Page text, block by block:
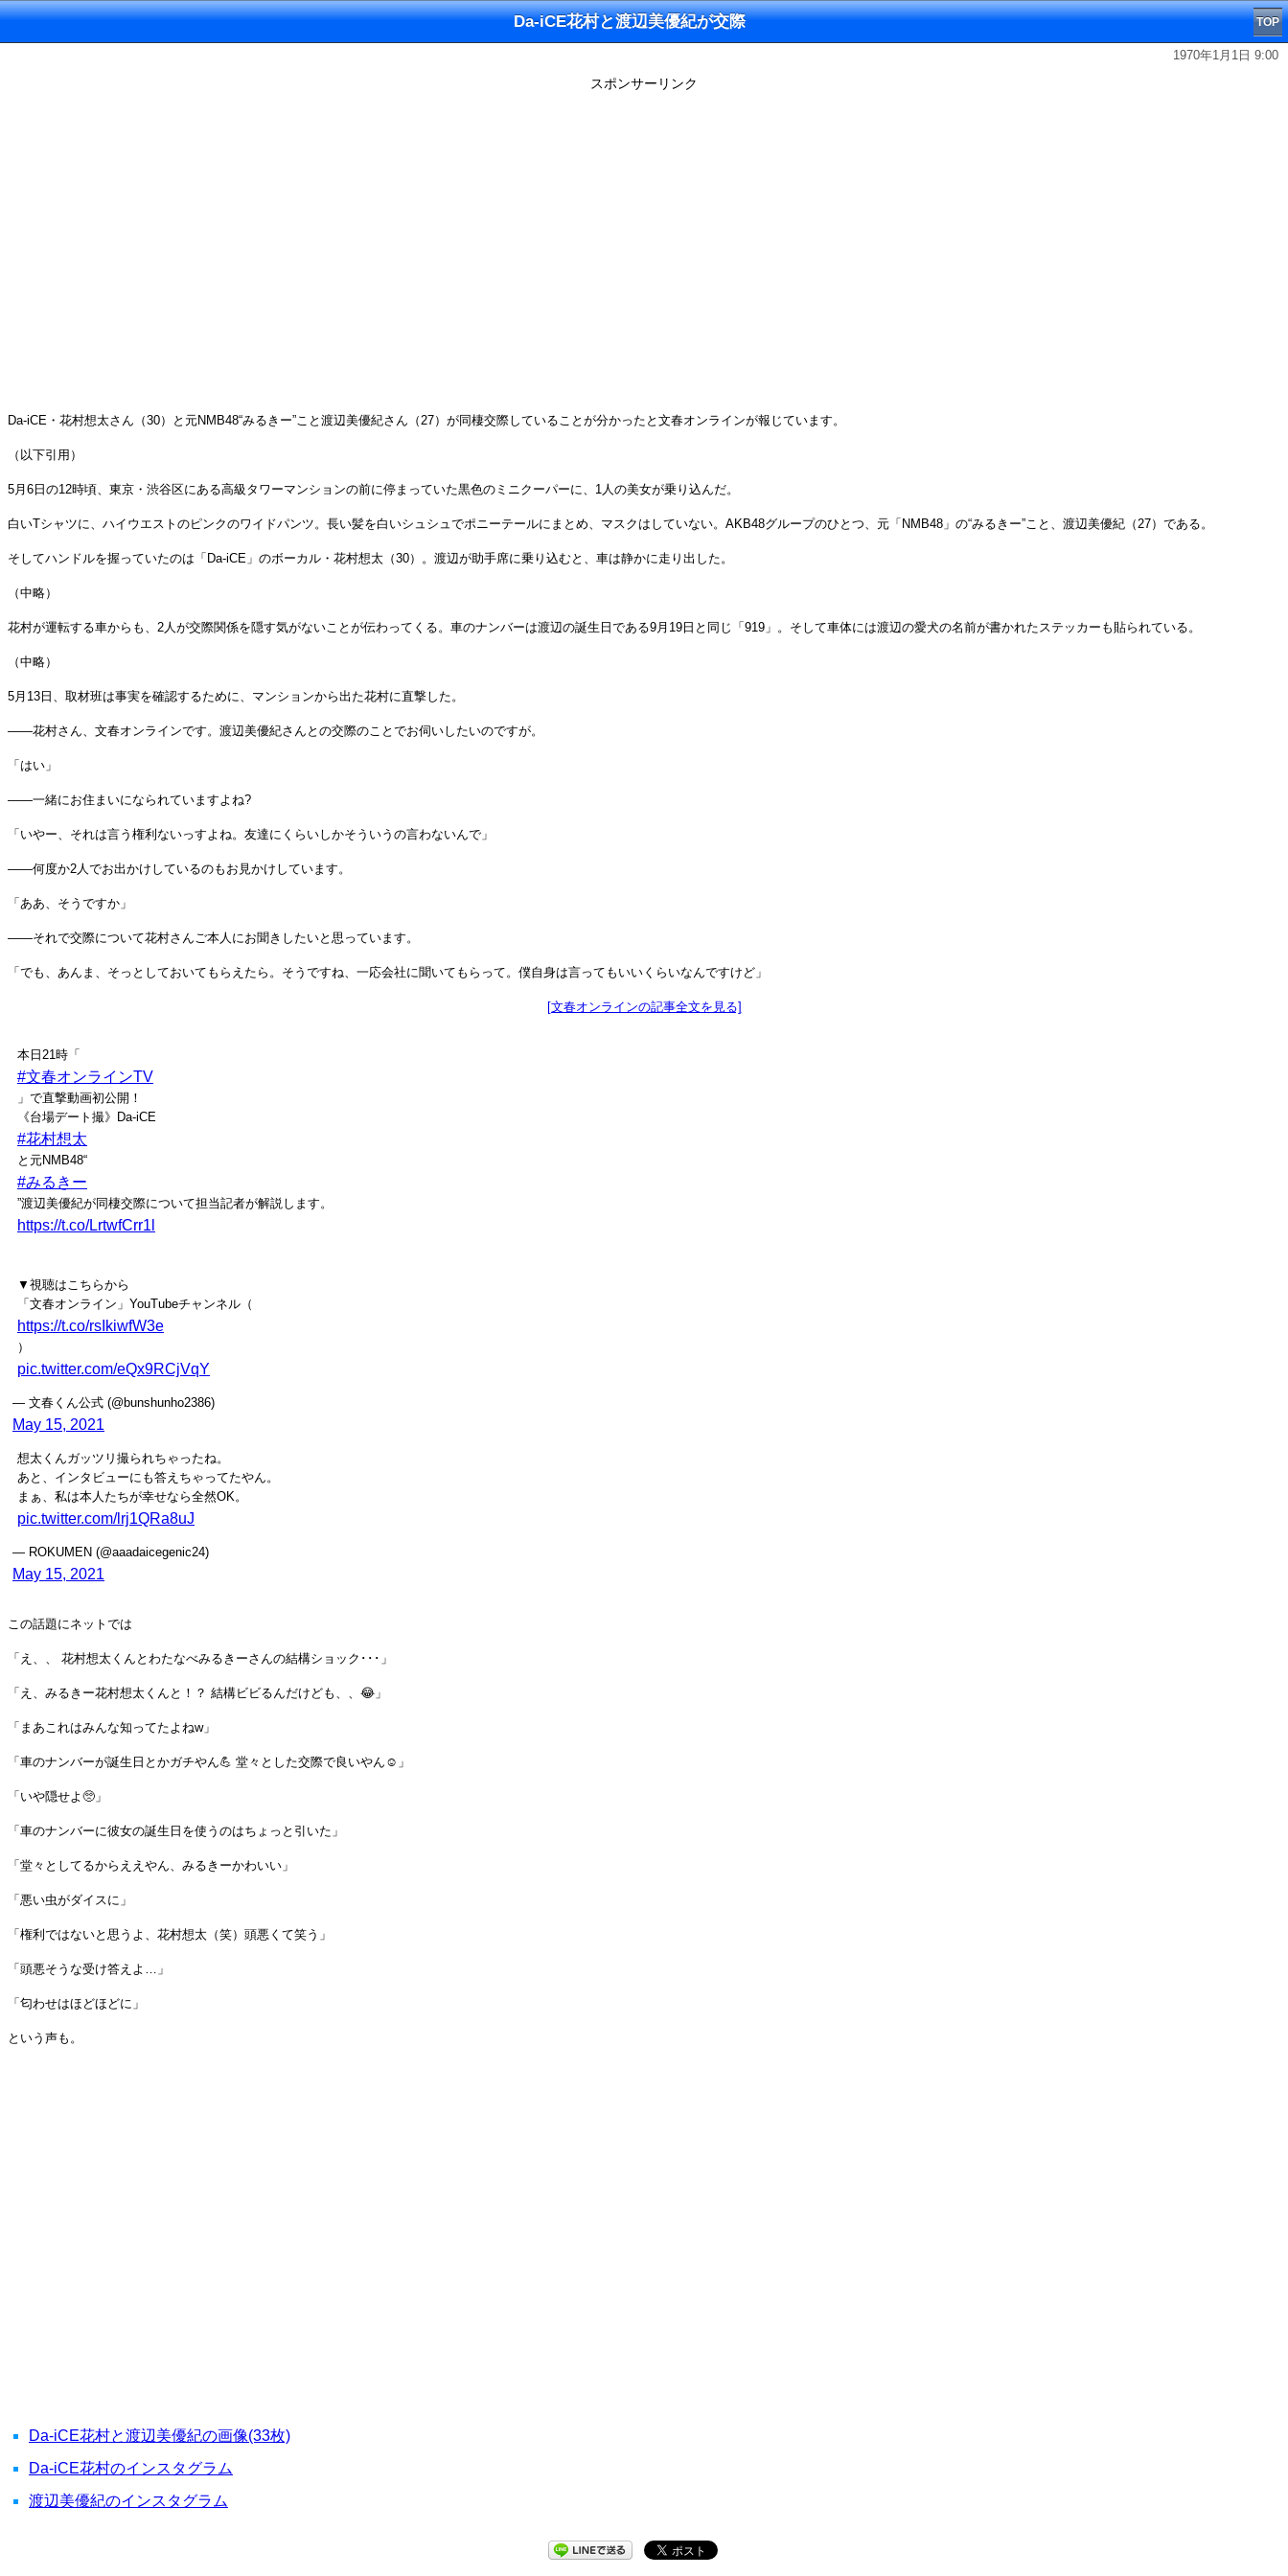
Da-iCE花村と渡辺美優紀が交際 TOP
1970年1月1日 9:00
スポンサーリンク
Da-iCE・花村想太さん（30）と元NMB48“みるきー”こと渡辺美優紀さん（27）が同棲交際していることが分かったと文春オンラインが報じています。
（以下引用）
5月6日の12時頃、東京・渋谷区にある高級タワーマンションの前に停まっていた黒色のミニクーパーに、1人の美女が乗り込んだ。
白いTシャツに、ハイウエストのピンクのワイドパンツ。長い髪を白いシュシュでポニーテールにまとめ、マスクはしていない。AKB48グループのひとつ、元「NMB48」の“みるきー”こと、渡辺美優紀（27）である。
そしてハンドルを握っていたのは「Da-iCE」のボーカル・花村想太（30）。渡辺が助手席に乗り込むと、車は静かに走り出した。
（中略）
花村が運転する車からも、2人が交際関係を隠す気がないことが伝わってくる。車のナンバーは渡辺の誕生日である9月19日と同じ「919」。そして車体には渡辺の愛犬の名前が書かれたステッカーも貼られている。
（中略）
5月13日、取材班は事実を確認するために、マンションから出た花村に直撃した。
――花村さん、文春オンラインです。渡辺美優紀さんとの交際のことでお伺いしたいのですが。
「はい」
――一緒にお住まいになられていますよね?
「いやー、それは言う権利ないっすよね。友達にくらいしかそういうの言わないんで」
――何度か2人でお出かけしているのもお見かけしています。
「ああ、そうですか」
――それで交際について花村さんご本人にお聞きしたいと思っています。
「でも、あんま、そっとしておいてもらえたら。そうですね、一応会社に聞いてもらって。僕自身は言ってもいいくらいなんですけど」
[文春オンラインの記事全文を見る]
本日21時「
#文春オンラインTV
」で直撃動画初公開！
《台場デート撮》Da-iCE
#花村想太
と元NMB48“
#みるきー
”渡辺美優紀が同棲交際について担当記者が解説します。
https://t.co/LrtwfCrr1l
▼視聴はこちらから
「文春オンライン」YouTubeチャンネル（
https://t.co/rsIkiwfW3e
）
pic.twitter.com/eQx9RCjVqY
— 文春くん公式 (@bunshunho2386)
May 15, 2021
想太くんガッツリ撮られちゃったね。
あと、インタビューにも答えちゃってたやん。
まぁ、私は本人たちが幸せなら全然OK。
pic.twitter.com/lrj1QRa8uJ
— ROKUMEN (@aaadaicegenic24)
May 15, 2021
この話題にネットでは
「え、、 花村想太くんとわたなべみるきーさんの結構ショック･･･」
「え、みるきー花村想太くんと！？ 結構ビビるんだけども、、😂」
「まあこれはみんな知ってたよねw」
「車のナンバーが誕生日とかガチやん💪 堂々とした交際で良いやん☺️」
「いや隠せよ🥺」
「車のナンバーに彼女の誕生日を使うのはちょっと引いた」
「堂々としてるからええやん、みるきーかわいい」
「悪い虫がダイスに」
「権利ではないと思うよ、花村想太（笑）頭悪くて笑う」
「頭悪そうな受け答えよ…」
「匂わせはほどほどに」
という声も。
Da-iCE花村と渡辺美優紀の画像(33枚)
Da-iCE花村のインスタグラム
渡辺美優紀のインスタグラム